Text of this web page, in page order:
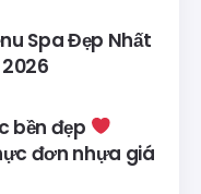
Spa Đẹp Nhất
2026
bền đẹp
đơn nhựa giá